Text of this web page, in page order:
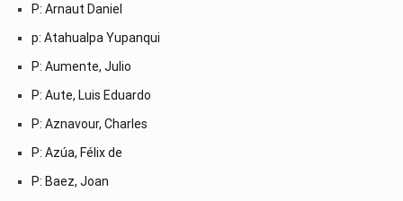
P: Arnaut Daniel
p: Atahualpa Yupanqui
P: Aumente, Julio
P: Aute, Luis Eduardo
P: Aznavour, Charles
P: Azúa, Félix de
P: Baez, Joan